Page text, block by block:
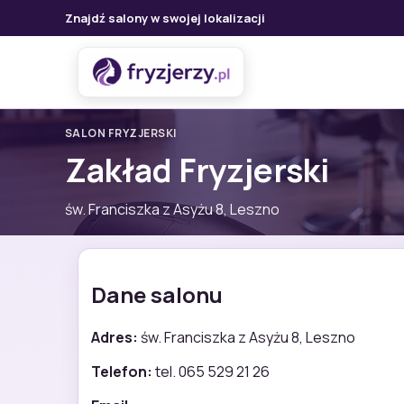
Znajdź salony w swojej lokalizacji
SALON FRYZJERSKI
Zakład Fryzjerski
św. Franciszka z Asyżu 8, Leszno
Dane salonu
Adres: św. Franciszka z Asyżu 8, Leszno
Telefon: tel. 065 529 21 26